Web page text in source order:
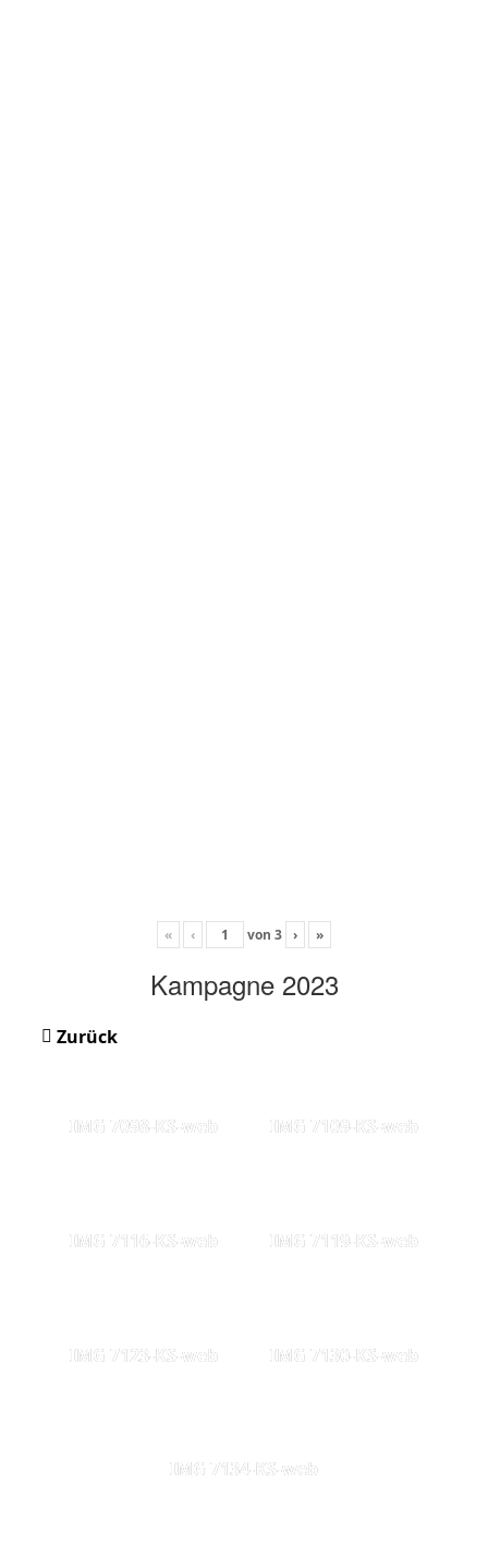
« ‹ von 3 › »
Kampagne 2023
Zurück
IMG 7098-KS-web IMG 7109-KS-web
IMG 7116-KS-web IMG 7119-KS-web
IMG 7123-KS-web IMG 7130-KS-web
IMG 7134-KS-web